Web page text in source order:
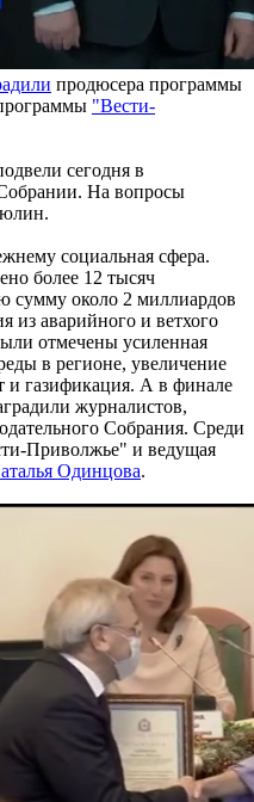
продюсера программы
"Вести-
сегодня в
На вопросы
социальная сфера.
более 12 тысяч
сумму около 2 миллиардов
из аварийного и ветхого
отмечены усиленная
в регионе, увеличение
и газификация. А в финале
журналистов,
Собрания. Среди
Приволжье" и ведущая
Одинцова.